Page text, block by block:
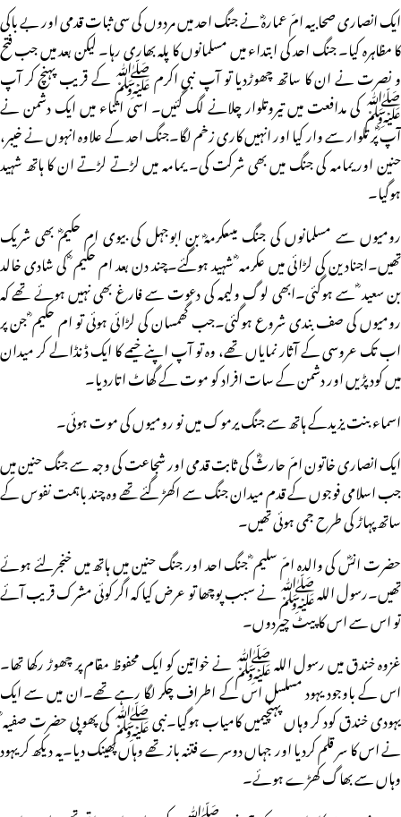
ایک انصاری صحابیہ امّ عمارہؓ نے جنگ احد میں مردوں کی سی ثبات قدمی اور بے باکی
کا مظاہرہ کیا۔ جنگ احد کی ابتداء میں مسلمانوں کا پلہ بھاری رہا۔ لیکن بعد میں جب فتح
و نصرت نے ان کا ساتھ چھوڑدیا تو آپ نبی اکرم ﷺ کے قریب پہنچ کر آپ
ﷺ کی مدافعت میں تیروتلوار چلانے لگ گئیں۔ اسی اثناء میں ایک دشمن نے
آپ ؓپر تلوار سے وار کیا اور انہیں کاری زخم لگا۔جنگ احد کے علاوہ انہوں نے خیبر،
حنین اور یمامہ کی جنگ میں بھی شرکت کی۔ یمامہ میں لڑتے لڑتے ان کا ہاتھ شہید
ہوگیا۔
رومیوں سے مسلمانوں کی جنگ میںعکرمہؓ بن ابوجہل کی بیوی ام حکیمؓ بھی شریک
تھیں۔اجنادین کی لڑائی میں عکرمہ ؓ شہید ہوگئے۔چند دن بعد ام حکیم ؓ کی شادی خالد
بن سعید ؓ سے ہوگئی۔ابھی لوگ ولیمہ کی دعوت سے فارغ بھی نہیں ہوئے تھے کہ
رومیوں کی صف بندی شروع ہوگئی۔جب گھمسان کی لڑائی ہوئی تو ام حکیم ؓ جن پر
اب تک عروسی کے آثار نمایاں تھے، وہ تو آپ اپنے خیمے کا ایک ڈنڈالے کر میدان
میں کود پڑیں اور دشمن کے سات افراد کو موت کے گھاٹ اتاردیا۔
اسماء بنت یزیدکے ہاتھ سے جنگ یرموک میں نو رومیوں کی موت ہوئی۔
ایک انصاری خاتون امّ حارثؓ کی ثابت قدمی اور شجاعت کی وجہ سے جنگ حنین میں
جب اسلامی فوجوں کے قدم میدان جنگ سے اکھڑ گئے تھے وہ چند باہمت نفوس کے
ساتھ پہاڑ کی طرح جمی ہوئی تھیں۔
حضرت انسؓ کی والدہ امّ سلیم ؓ جنگ احد اور جنگ حنین میں ہاتھ میں خنجرلئے ہوئے
تھیں۔رسول اللہ ﷺ نے سبب پوچھا تو عرض کیا کہ اگر کوئی مشرک قریب آئے
تو اس سے اس کا پیٹ چیردوں۔
غزوہ خندق میں رسول اللہ ﷺ نے خواتین کو ایک محفوظ مقام پر چھوڑ رکھا تھا۔
اس کے باوجود یہود مسلسل اس کے اطراف چکر لگا رہے تھے۔ان میں سے ایک
یہودی خندق کود کر وہاں پہنچیمیں کامیاب ہوگیا۔نبی ﷺ کی پھوپی حضرت صفیہ ؓ
نے اس کا سر قلم کردیا اور جہاں دوسرے فتنہ باز تھے وہاں پھینک دیا۔یہ دیکھ کر یہود
وہاں سے بھاگ کھڑے ہوئے۔